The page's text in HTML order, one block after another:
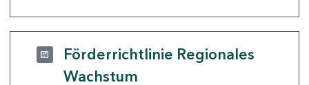
Förderrichtlinie Regionales
Wachstum